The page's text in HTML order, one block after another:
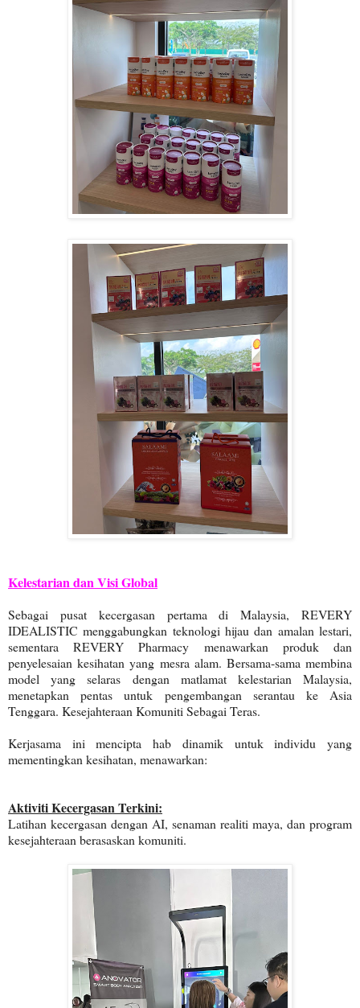
Kelestarian dan Visi Global
Sebagai pusat kecergasan pertama di Malaysia, REVERY
IDEALISTIC menggabungkan teknologi hijau dan amalan lestari,
sementara REVERY Pharmacy menawarkan produk dan
penyelesaian kesihatan yang mesra alam. Bersama-sama membina
model yang selaras dengan matlamat kelestarian Malaysia,
menetapkan pentas untuk pengembangan serantau ke Asia
Tenggara. Kesejahteraan Komuniti Sebagai Teras.
Kerjasama ini mencipta hab dinamik untuk individu yang
mementingkan kesihatan, menawarkan:
Aktiviti Kecergasan Terkini:
Latihan kecergasan dengan AI, senaman realiti maya, dan program
kesejahteraan berasaskan komuniti.